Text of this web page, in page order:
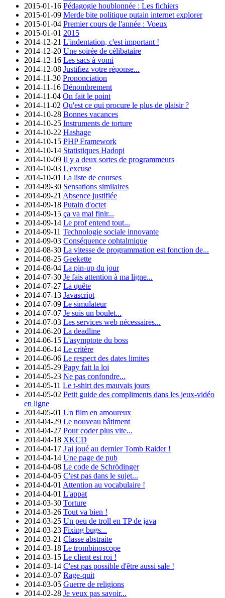
2015-01-16 Pédagogie houblonnée : Les fichiers
2015-01-09 Merde bite politique putain internet explorer
2015-01-04 Premier cours de l'année : Voeux
2015-01-01 2015
2014-12-21 L'indentation, c'est important !
2014-12-20 Une soirée de célibataire
2014-12-16 Les sacs à vomi
2014-12-08 Justifiez votre réponse...
2014-11-30 Prononciation
2014-11-16 Dénombrement
2014-11-04 On fait le point
2014-11-02 Qu'est ce qui procure le plus de plaisir ?
2014-10-28 Bonnes vacances
2014-10-25 Instruments de torture
2014-10-22 Hashage
2014-10-15 PHP Framework
2014-10-14 Statistiques Hadopi
2014-10-09 Il y a deux sortes de programmeurs
2014-10-03 L'excuse
2014-10-01 La liste de courses
2014-09-30 Sensations similaires
2014-09-21 Absence justifiée
2014-09-18 Putain d'octet
2014-09-15 ça va mal finir...
2014-09-14 Le prof entend tout...
2014-09-11 Technologie sociale innovante
2014-09-03 Conséquence ophtalmique
2014-08-30 La vitesse de programmation est fonction de...
2014-08-25 Geekette
2014-08-04 La pin-up du jour
2014-07-30 Je fais attention à ma ligne...
2014-07-27 La quête
2014-07-13 Javascript
2014-07-09 Le simulateur
2014-07-07 Je suis un boulet...
2014-07-03 Les services web nécessaires...
2014-06-20 La deadline
2014-06-15 L'asymptote du boss
2014-06-14 Le critère
2014-06-06 Le respect des dates limites
2014-05-29 Papy fait la loi
2014-05-23 Ne pas confondre...
2014-05-11 Le t-shirt des mauvais jours
2014-05-02 Petit guide des compliments dans les jeux-vidéo
en ligne
2014-05-01 Un film en amoureux
2014-04-29 Le nouveau bâtiment
2014-04-27 Pour coder plus vite...
2014-04-18 XKCD
2014-04-17 J'ai joué au dernier Tomb Raider !
2014-04-14 Une page de pub
2014-04-08 Le code de Schrödinger
2014-04-05 C'est pas dans le sujet...
2014-04-01 Attention au vocabulaire !
2014-04-01 L'appat
2014-03-30 Torture
2014-03-26 Tout va bien !
2014-03-25 Un peu de troll en TP de java
2014-03-23 Fixing bugs...
2014-03-21 Classe abstraite
2014-03-18 Le trombinoscope
2014-03-15 Le client est roi !
2014-03-14 C'est pas possible d'être aussi sale !
2014-03-07 Rage-quit
2014-03-05 Guerre de religions
2014-02-28 Je veux pas savoir...